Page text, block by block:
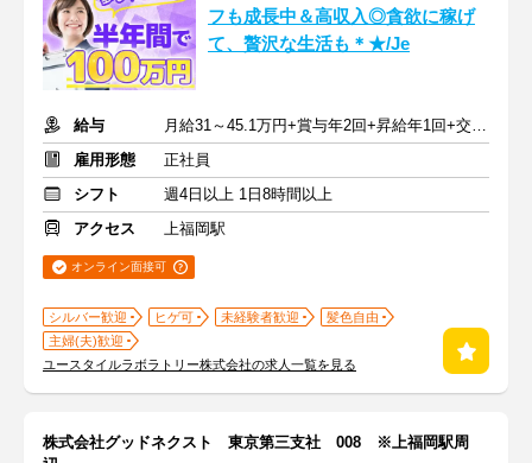
フも成長中＆高収入◎貪欲に稼げ
て、贅沢な生活も＊★/Je
給与
月給31～45.1万円+賞与年2回+昇給年1回+交通費全額
雇用形態
正社員
シフト
週4日以上 1日8時間以上
アクセス
上福岡駅
オンライン面接可
シルバー歓迎 ヒゲ可 未経験者歓迎
髪色自由
主婦(夫)歓迎
ユースタイルラボラトリー株式会社の求人一覧を見る
株式会社グッドネクスト 東京第三支社 008 ※上福岡駅周